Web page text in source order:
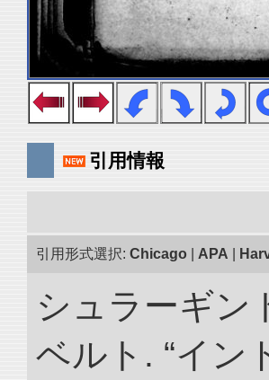
引用情報
引用形式選択: Chicago APA
シュラーギン
ベルト. “イン